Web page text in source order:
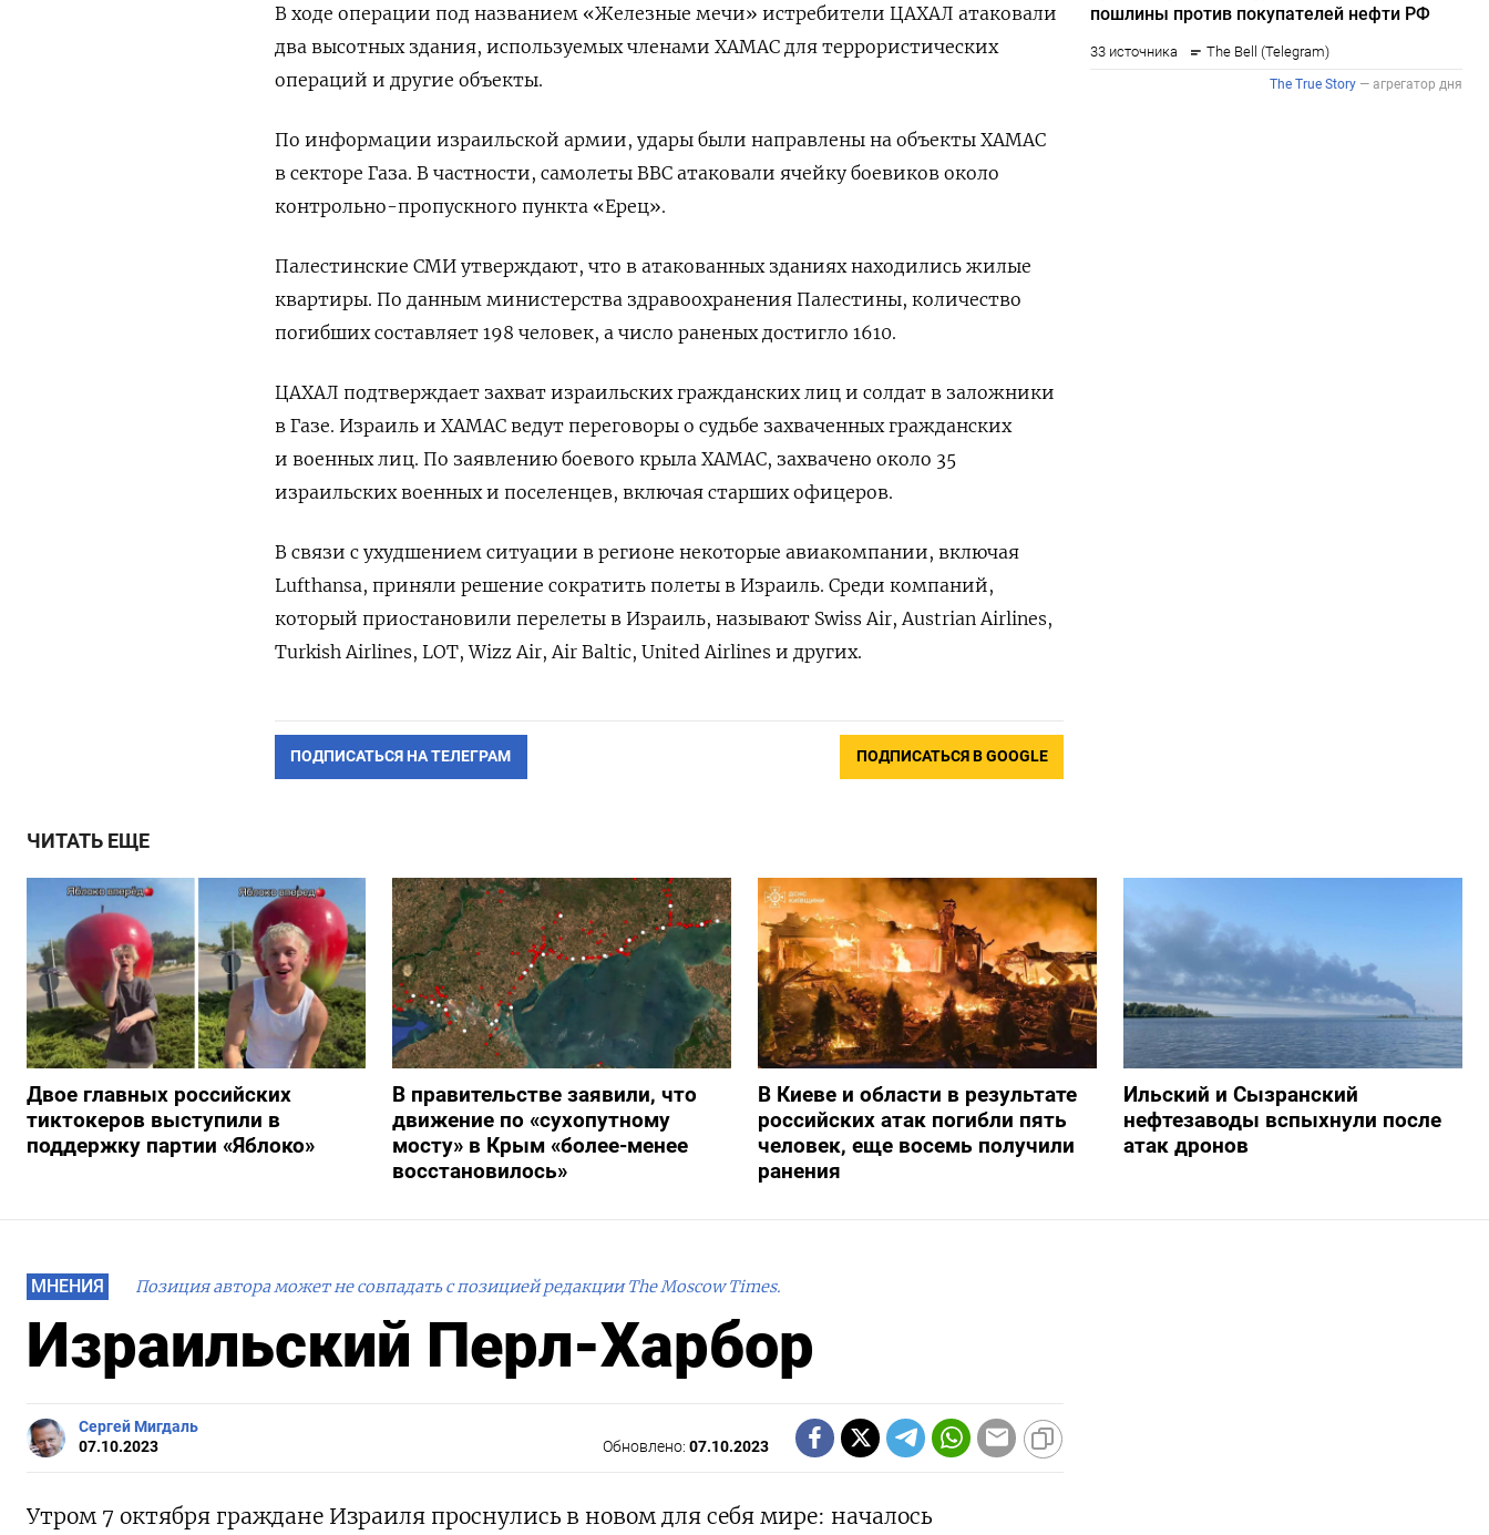
В ходе операции под названием «Железные мечи» истребители ЦАХАЛ атаковали
два высотных здания, используемых членами ХАМАС для террористических
операций и другие объекты.
По информации израильской армии, удары были направлены на объекты ХАМАС
в секторе Газа. В частности, самолеты ВВС атаковали ячейку боевиков около
контрольно-пропускного пункта «Ерец».
Палестинские СМИ утверждают, что в атакованных зданиях находились жилые
квартиры. По данным министерства здравоохранения Палестины, количество
погибших составляет 198 человек, а число раненых достигло 1610.
ЦАХАЛ подтверждает захват израильских гражданских лиц и солдат в заложники
в Газе. Израиль и ХАМАС ведут переговоры о судьбе захваченных гражданских
и военных лиц. По заявлению боевого крыла ХАМАС, захвачено около 35
израильских военных и поселенцев, включая старших офицеров.
В связи с ухудшением ситуации в регионе некоторые авиакомпании, включая
Lufthansa, приняли решение сократить полеты в Израиль. Среди компаний,
который приостановили перелеты в Израиль, называют Swiss Air, Austrian Airlines,
Turkish Airlines, LOT, Wizz Air, Air Baltic, United Airlines и других.
ПОДПИСАТЬСЯ НА ТЕЛЕГРАМ ПОДПИСАТЬСЯ В GOOGLE
ЧИТАТЬ ЕЩЕ
Двое главных российских
тиктокеров выступили в
поддержку партии «Яблоко»
В правительстве заявили, что
движение по «сухопутному
мосту» в Крым «более-менее
восстановилось»
В Киеве и области в результате
российских атак погибли пять
человек, еще восемь получили
ранения
Ильский и Сызранский
нефтезаводы вспыхнули после
атак дронов
МНЕНИЯ Позиция автора может не совпадать с позицией редакции The Moscow Times.
Израильский Перл-Харбор
Сергей Мигдаль
07.10.2023
Обновлено:07.10.2023
Утром 7 октября граждане Израиля проснулись в новом для себя мире: началось